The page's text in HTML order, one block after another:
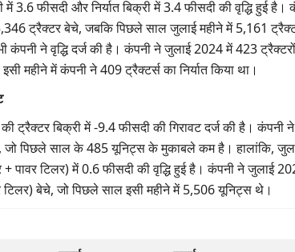
में 3.6 फीसदी और निर्यात बिक्री में 3.4 फीसदी की वृद्धि हुई है।
ट्रैक्टर बेचे, जबकि पिछले साल जुलाई महीने में 5,161
कंपनी ने वृद्धि दर्ज की है। कंपनी ने जुलाई 2024 में 423
महीने में कंपनी ने 409 ट्रैक्टर्स का निर्यात किया था।
ट्रैक्टर बिक्री में -9.4 फीसदी की गिरावट दर्ज की है। कंपनी
पिछले साल के 485 यूनिट्स के मुकाबले कम है। हालांकि,
पावर टिलर) में 0.6 फीसदी की वृद्धि हुई है। कंपनी ने जुलाई
बेचे, जो पिछले साल इसी महीने में 5,506 यूनिट्स थे।